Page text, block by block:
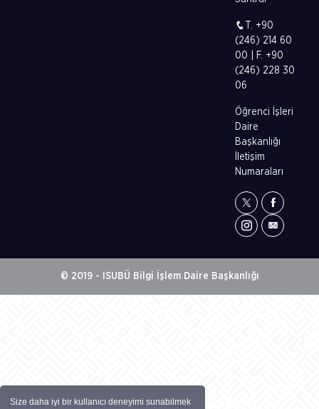
Size daha iyi bir kullanıcı deneyimi sunabilmek
T. +90
(246) 214 60
00 | F. +90
(246) 228 30
06
Öğrenci İşleri
Daire
Başkanlığı
İletişim
Numaraları
© 2019 - ISUBÜ Bilgi İşlem Daire Başkanlığı